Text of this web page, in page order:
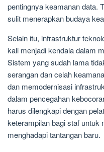
pentingnya keamanan data.
sulit menerapkan budaya
Selain itu, infrastruktur
kali menjadi kendala dalam
Sistem yang sudah lama
serangan dan celah
dan memodernisasi
dalam pencegahan
harus dilengkapi dengan
keterampilan bagi staf
menghadapi tantangan baru.